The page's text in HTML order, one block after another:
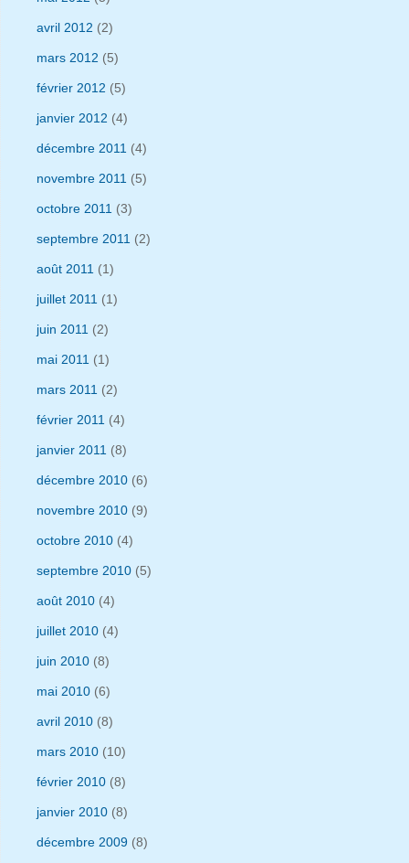
avril 2012 (2)
mars 2012 (5)
février 2012 (5)
janvier 2012 (4)
décembre 2011 (4)
novembre 2011 (5)
octobre 2011 (3)
septembre 2011 (2)
août 2011 (1)
juillet 2011 (1)
juin 2011 (2)
mai 2011 (1)
mars 2011 (2)
février 2011 (4)
janvier 2011 (8)
décembre 2010 (6)
novembre 2010 (9)
octobre 2010 (4)
septembre 2010 (5)
août 2010 (4)
juillet 2010 (4)
juin 2010 (8)
mai 2010 (6)
avril 2010 (8)
mars 2010 (10)
février 2010 (8)
janvier 2010 (8)
décembre 2009 (8)